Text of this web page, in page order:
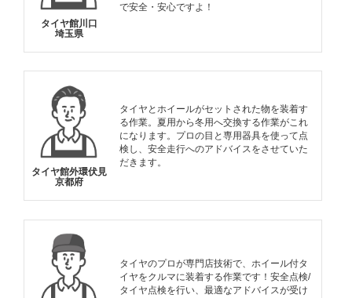
タイヤ館川口
埼玉県
で安全・安心ですよ！
タイヤ館外環伏見
京都府
タイヤとホイールがセットされた物を装着す
る作業。夏用から冬用へ交換する作業がこれ
になります。プロの目と専用器具を使って点
検し、安全走行へのアドバイスをさせていた
だきます。
タイヤのプロが専門店技術で、ホイール付タ
イヤをクルマに装着する作業です！安全点検/
タイヤ点検を行い、最適なアドバイスが受け